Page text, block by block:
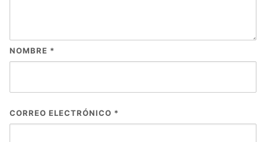
NOMBRE *
CORREO ELECTRÓNICO *